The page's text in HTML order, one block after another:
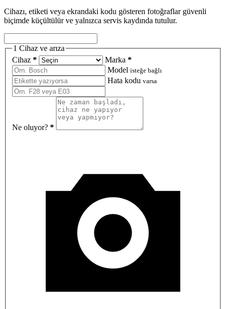
Cihazı, etiketi veya ekrandaki kodu gösteren fotoğraflar güvenli
biçimde küçültülür ve yalnızca servis kaydında tutulur.
1 Cihaz ve arıza
Cihaz * Marka *
Model isteğe bağlı
Hata kodu varsa
Ne oluyor? *